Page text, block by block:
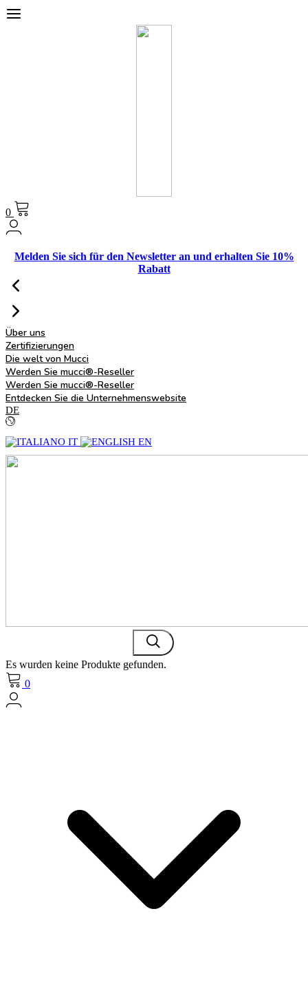
0
Melden Sie sich für den Newsletter an und erhalten Sie 10%
Rabatt
Über uns
Zertifizierungen
Die welt von Mucci
Werden Sie mucci®-Reseller
Werden Sie mucci®-Reseller
Entdecken Sie die Unternehmenswebsite
DE
IT EN
Es wurden keine Produkte gefunden.
0